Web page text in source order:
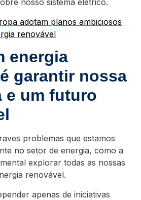
nosso sistema elétrico.
adotam planos ambiciosos
renovável
energia
garantir nossa
e um futuro
problemas que estamos
no setor de energia, como a
explorar todas as nossas
renovável.
apenas de iniciativas